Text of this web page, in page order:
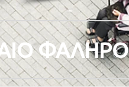
ΦΑΛΗΡΟ